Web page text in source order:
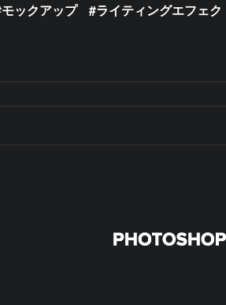
モックアップ ライティングエフェク